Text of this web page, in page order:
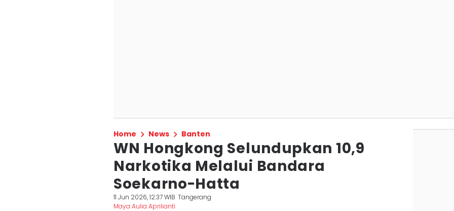
Home News Banten
WN Hongkong Selundupkan 10,9
Narkotika Melalui Bandara
Soekarno-Hatta
11 Jun 2026, 12:37 WIB Tangerang
Maya Aulia Aprilianti